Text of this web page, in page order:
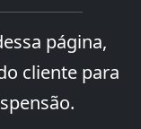
página,
cliente para